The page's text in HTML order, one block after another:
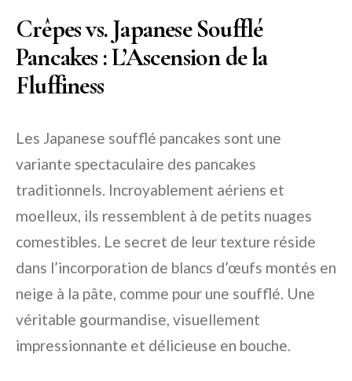
Crêpes vs. Japanese Soufflé
Pancakes : L’Ascension de la
Fluffiness
Les Japanese soufflé pancakes sont une
variante spectaculaire des pancakes
traditionnels. Incroyablement aériens et
moelleux, ils ressemblent à de petits nuages
comestibles. Le secret de leur texture réside
dans l’incorporation de blancs d’œufs montés en
neige à la pâte, comme pour une soufflé. Une
véritable gourmandise, visuellement
impressionnante et délicieuse en bouche.